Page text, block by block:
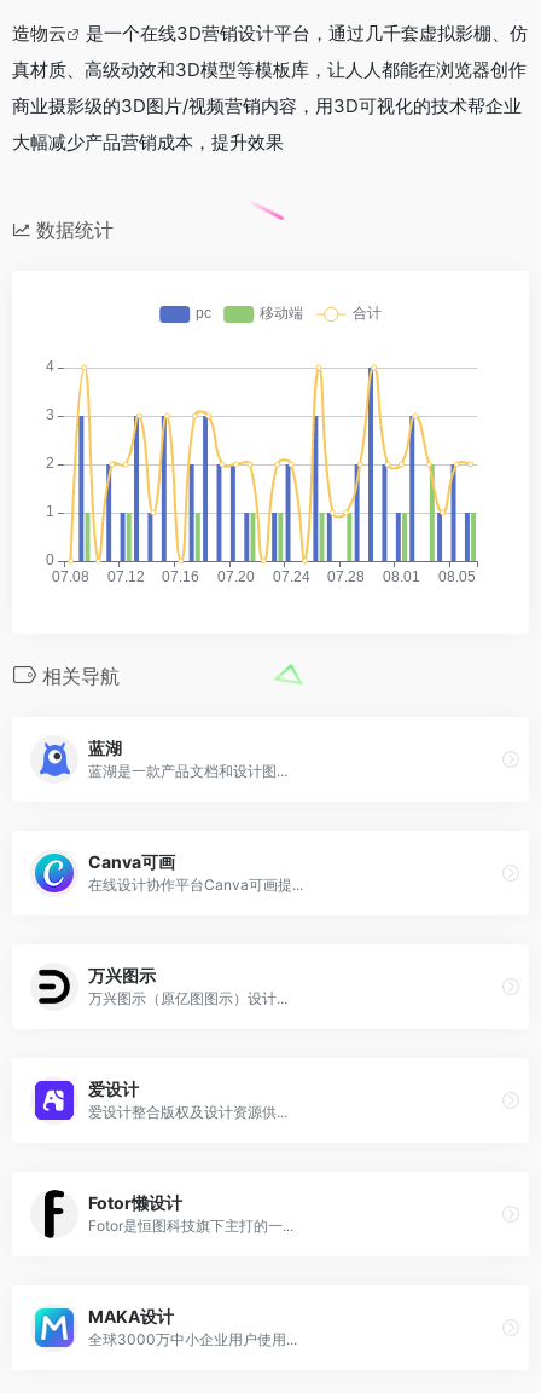
造物云
是一个在线3D营销设计平台，通过几千套虚拟影棚、仿
真材质、高级动效和3D模型等模板库，让人人都能在浏览器创作
商业摄影级的3D图片/视频营销内容，用3D可视化的技术帮企业
大幅减少产品营销成本，提升效果
数据统计
相关导航
蓝湖
蓝湖是一款产品文档和设计图...
Canva可画
在线设计协作平台Canva可画提...
万兴图示
万兴图示（原亿图图示）设计...
爱设计
爱设计整合版权及设计资源供...
Fotor懒设计
Fotor是恒图科技旗下主打的一...
MAKA设计
全球3000万中小企业用户使用...